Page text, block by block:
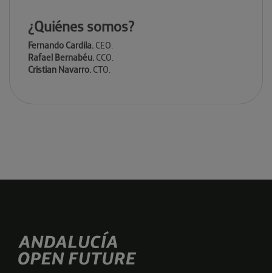
¿Quiénes somos?
Fernando Cardila. CEO.
Rafael Bernabéu. CCO.
Cristian Navarro. CTO.